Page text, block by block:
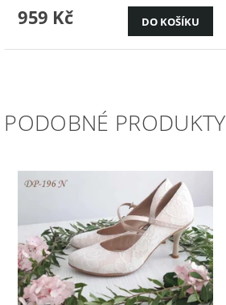
959 Kč
PODOBNÉ PRODUKTY